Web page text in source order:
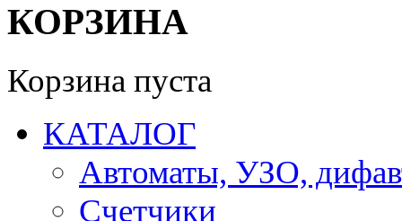
КОРЗИНА
Корзина пуста
КАТАЛОГ
Автоматы, УЗО,
Счетчики